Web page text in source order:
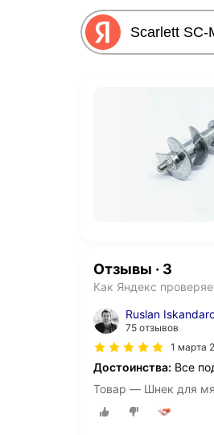
Отзывы · 3
Как Яндекс
Ruslan
75 отзывов
1 марта
Достоинства: Все
Товар — Шнек для